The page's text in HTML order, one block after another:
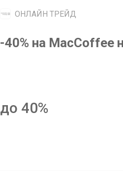
ОНЛАЙН ТРЕЙД
-40% на
до 40%